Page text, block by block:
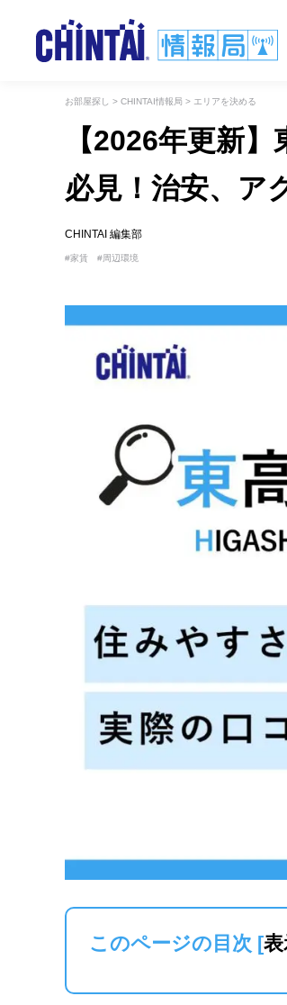
お部屋探し > CHINTAI情報局 > エリアを決める
【2026年更新
必見！治安、ア
CHINTAI 編集部
家賃 周辺環境
このページの目次 [